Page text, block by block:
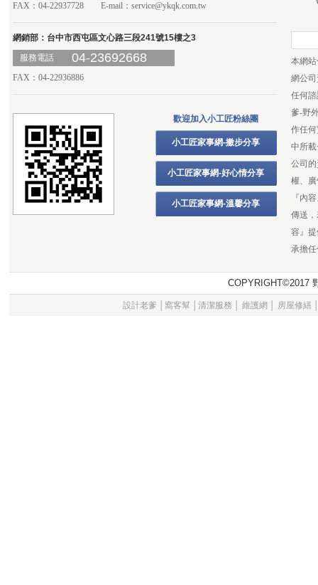
FAX：04-22937728 E-mail： service@ykqk.com.tw
網銷部：台中市西屯區文心路三段241號15樓之3
服務電話
04-23692668
FAX：04-22936886
歡迎加入小工匠粉絲團
小工匠家事網-撇步分享
小工匠家事網-好心情分享
小工匠家事網-溫馨分享
本網
網公
任何
爹-野
作任
中所
公司
權、
『內
傳送
容』
承擔
設計老爹 窩客幫 清潔服務 維護網 房屋修繕